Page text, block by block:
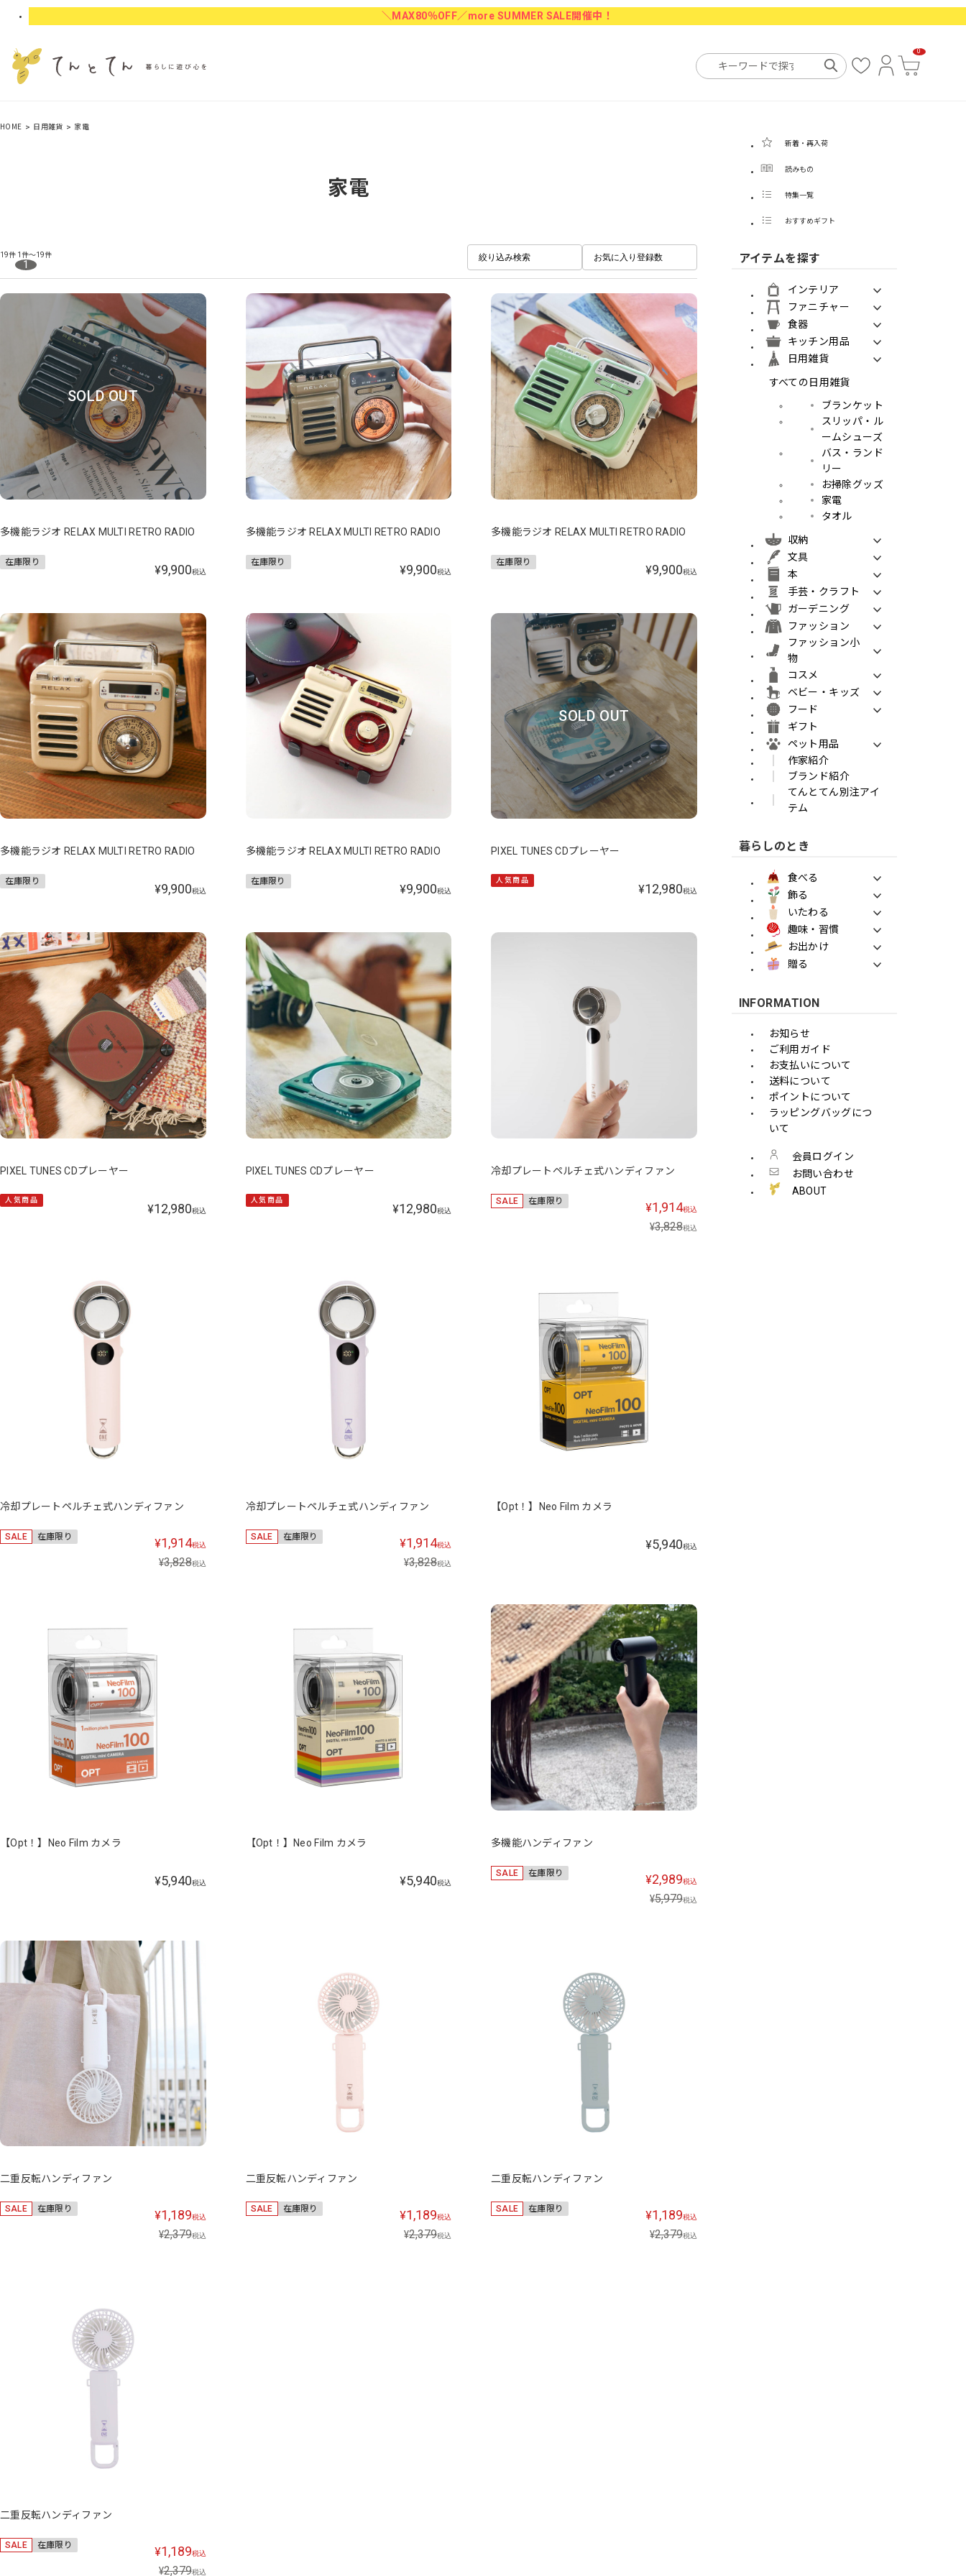
＼MAX80％OFF／more SUMMER SALE開催中！
0
HOME 日用雑貨 家電
家電
19件 1件～19件
1
絞り込み検索 お気に入り登録数
SOLD OUT
多機能ラジオ RELAX MULTI RETRO RADIO
在庫限り
¥9,900税込
多機能ラジオ RELAX MULTI RETRO RADIO
在庫限り
¥9,900税込
多機能ラジオ RELAX MULTI RETRO RADIO
在庫限り
¥9,900税込
多機能ラジオ RELAX MULTI RETRO RADIO
在庫限り
¥9,900税込
多機能ラジオ RELAX MULTI RETRO RADIO
在庫限り
¥9,900税込
SOLD OUT
PIXEL TUNES CDプレーヤー
人気商品
¥12,980税込
PIXEL TUNES CDプレーヤー
人気商品
¥12,980税込
PIXEL TUNES CDプレーヤー
人気商品
¥12,980税込
冷却プレートペルチェ式ハンディファン
SALE 在庫限り ¥1,914税込
¥3,828税込
冷却プレートペルチェ式ハンディファン
SALE 在庫限り ¥1,914税込
¥3,828税込
冷却プレートペルチェ式ハンディファン
SALE 在庫限り ¥1,914税込
¥3,828税込
【Opt！】Neo Film カメラ
¥5,940税込
【Opt！】Neo Film カメラ
¥5,940税込
【Opt！】Neo Film カメラ
¥5,940税込
多機能ハンディファン
SALE 在庫限り ¥2,989税込
¥5,979税込
二重反転ハンディファン
SALE 在庫限り ¥1,189税込
¥2,379税込
二重反転ハンディファン
SALE 在庫限り ¥1,189税込
¥2,379税込
二重反転ハンディファン
SALE 在庫限り ¥1,189税込
¥2,379税込
二重反転ハンディファン
SALE 在庫限り ¥1,189税込
¥2,379税込
新着・再入荷
読みもの
特集一覧
おすすめギフト
アイテムを探す
インテリア
ファニチャー
食器
キッチン用品
日用雑貨
すべての日用雑貨
ブランケット
スリッパ・ル
ームシューズ
バス・ランド
リー
お掃除グッズ
家電
タオル
収納
文具
本
手芸・クラフト
ガーデニング
ファッション
ファッション小
物
コスメ
ベビー・キッズ
フード
ギフト
ペット用品
作家紹介
ブランド紹介
てんとてん別注アイ
テム
暮らしのとき
食べる
飾る
いたわる
趣味・習慣
お出かけ
贈る
INFORMATION
お知らせ
ご利用ガイド
お支払いについて
送料について
ポイントについて
ラッピングバッグにつ
いて
会員ログイン
お問い合わせ
ABOUT